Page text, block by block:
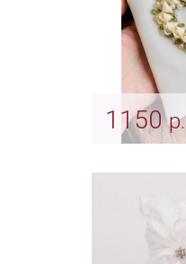
1150р.
"Domenica"